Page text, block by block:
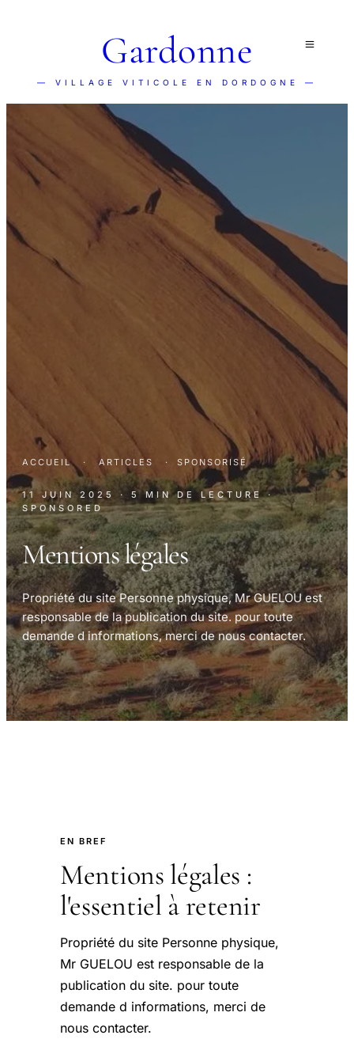
Gardonne
— VILLAGE VITICOLE EN DORDOGNE —
ACCUEIL · ARTICLES · SPONSORISÉ
11 JUIN 2025 · 5 MIN DE LECTURE ·
SPONSORED
Mentions légales
Propriété du site Personne physique, Mr GUELOU est
responsable de la publication du site. pour toute
demande d informations, merci de nous contacter.
EN BREF
Mentions légales :
l'essentiel à retenir
Propriété du site Personne physique,
Mr GUELOU est responsable de la
publication du site. pour toute
demande d informations, merci de
nous contacter.